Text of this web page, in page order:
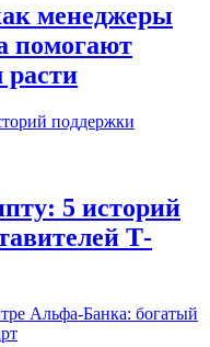
менеджеры
расти
5 историй
Т-